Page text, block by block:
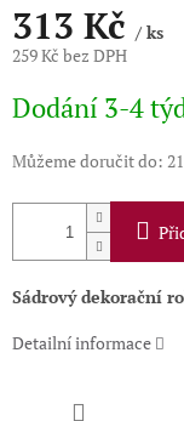
313 Kč/ ks
259 Kč bez DPH
cena:
Dodání 3-4
Můžeme doručit do:
Sádrový dekorační
Detailní informace